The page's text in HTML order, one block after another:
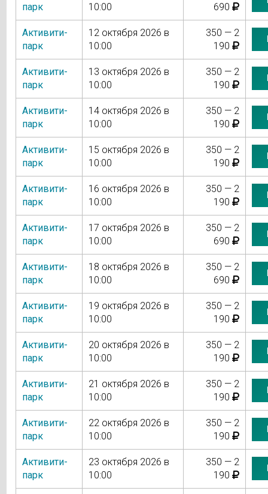
парк
10:00
690
Активити-
парк
12 октября 2026 в
10:00
350 — 2
190
Активити-
парк
13 октября 2026 в
10:00
350 — 2
190
Активити-
парк
14 октября 2026 в
10:00
350 — 2
190
Активити-
парк
15 октября 2026 в
10:00
350 — 2
190
Активити-
парк
16 октября 2026 в
10:00
350 — 2
190
Активити-
парк
17 октября 2026 в
10:00
350 — 2
690
Активити-
парк
18 октября 2026 в
10:00
350 — 2
690
Активити-
парк
19 октября 2026 в
10:00
350 — 2
190
Активити-
парк
20 октября 2026 в
10:00
350 — 2
190
Активити-
парк
21 октября 2026 в
10:00
350 — 2
190
Активити-
парк
22 октября 2026 в
10:00
350 — 2
190
Активити-
парк
23 октября 2026 в
10:00
350 — 2
190